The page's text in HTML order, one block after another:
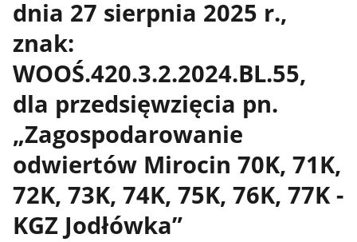
dnia 27 sierpnia 2025 r.,
znak:
WOOŚ.420.3.2.2024.BL.55,
dla przedsięwzięcia pn.
„Zagospodarowanie
odwiertów Mirocin 70K, 71K,
72K, 73K, 74K, 75K, 76K, 77K -
KGZ Jodłówka”